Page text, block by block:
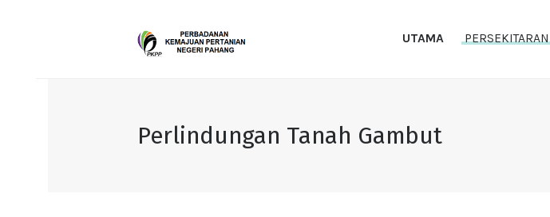
UTAMA PERSEKITARAN
Perlindungan Tanah GambutTEMPAT KERJA